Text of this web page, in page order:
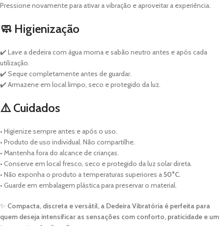
Pressione novamente para ativar a vibração e aproveitar a experiência.
🧼 Higienização
✔️ Lave a dedeira com água morna e sabão neutro antes e após cada
utilização.
✔️ Seque completamente antes de guardar.
✔️ Armazene em local limpo, seco e protegido da luz.
⚠️ Cuidados
• Higienize sempre antes e após o uso.
• Produto de uso individual. Não compartilhe.
• Mantenha fora do alcance de crianças.
• Conserve em local fresco, seco e protegido da luz solar direta.
• Não exponha o produto a temperaturas superiores a50°C.
• Guarde em embalagem plástica para preservar o material.
✨ Compacta, discreta e versátil, a Dedeira Vibratória é perfeita para
quem deseja intensificar as sensações com conforto, praticidade e um